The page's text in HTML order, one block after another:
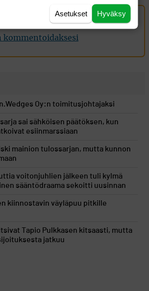
kommentoidaksesi
Oy:n toimitusjohtajaksi
sai sähköisen päätöksen, kun
esiinmarssiaan
mainion tulossarjan, mutta kunnon
voitonjuhlien jälkeen tuli kylmä
sääntödraama sekoitti uusinnan
kiinnostavin väyläpuu pitkille
Tapio Pulkkasen kitsaasti, mutta
jatkuu
Hyväksy
Asetukset